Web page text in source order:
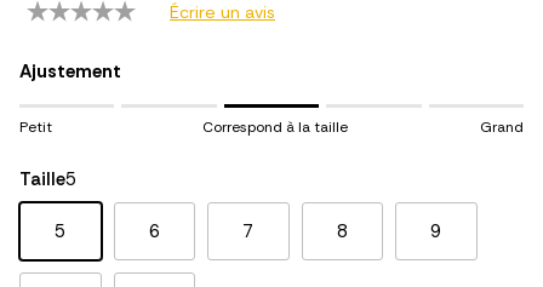
Écrire un avis
Ajustement
Rating of 1 means Petit.
Rating of 5 means Grand.
The rating of this product for "" is 3.
Petit Correspond à la taille Grand
Taille5
5 6 7 8 9